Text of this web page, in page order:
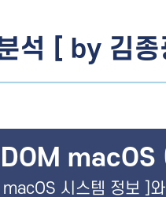
석 [ by 김
macOS
시스템 정보 ]